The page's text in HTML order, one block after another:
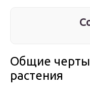
Общие черты
растения